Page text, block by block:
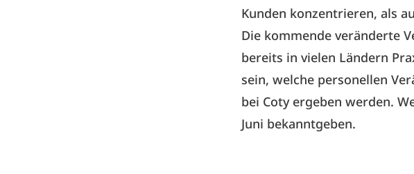
Kunden konzentrieren, als
Die kommende veränderte
bereits in vielen Ländern
sein, welche personellen
bei Coty ergeben werden.
Juni bekanntgeben.